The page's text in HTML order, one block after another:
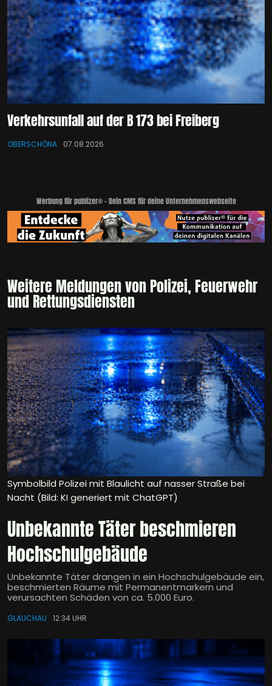
Verkehrsunfall auf der B 173 bei Freiberg
OBERSCHÖNA 07.08.2026
Werbung für publizer® - Dein CMS für deine Unternehmenswebseite
Weitere Meldungen von Polizei, Feuerwehr
und Rettungsdiensten
Symbolbild Polizei mit Blaulicht auf nasser Straße bei
Nacht (Bild: KI generiert mit ChatGPT)
Unbekannte Täter beschmieren
Hochschulgebäude
Unbekannte Täter drangen in ein Hochschulgebäude ein,
beschmierten Räume mit Permanentmarkern und
verursachten Schäden von ca. 5.000 Euro.
GLAUCHAU 12:34 UHR